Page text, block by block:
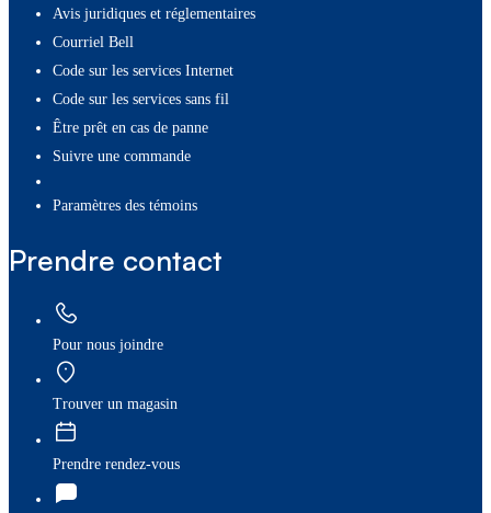
Avis juridiques et réglementaires
Courriel Bell
Code sur les services Internet
Code sur les services sans fil
Être prêt en cas de panne
Suivre une commande
paramètres des témoins
Prendre contact
Pour nous joindre
Trouver un magasin
Prendre rendez-vous